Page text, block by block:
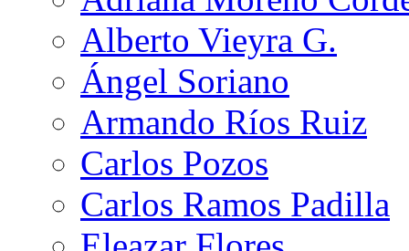
Alberto Vieyra G.
Ángel Soriano
Armando Ríos Ruiz
Carlos Pozos
Carlos Ramos Padilla